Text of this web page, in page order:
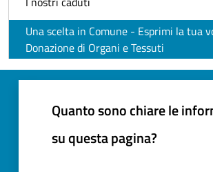
Una scelta in Comune - Esprimi la tua
Donazione di Organi e Tessuti
Quanto sono chiare le
su questa pagina?